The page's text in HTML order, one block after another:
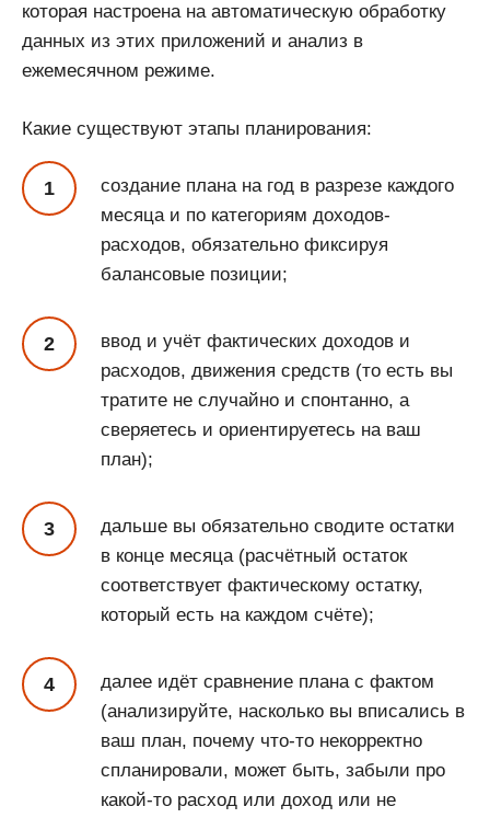
которая настроена на автоматическую обработку
данных из этих приложений и анализ в
ежемесячном режиме.
Какие существуют этапы планирования:
создание плана на год в разрезе каждого
месяца и по категориям доходов-
расходов, обязательно фиксируя
балансовые позиции;
ввод и учёт фактических доходов и
расходов, движения средств (то есть вы
тратите не случайно и спонтанно, а
сверяетесь и ориентируетесь на ваш
план);
дальше вы обязательно сводите остатки
в конце месяца (расчётный остаток
соответствует фактическому остатку,
который есть на каждом счёте);
далее идёт сравнение плана с фактом
(анализируйте, насколько вы вписались в
ваш план, почему что-то некорректно
спланировали, может быть, забыли про
какой-то расход или доход или не